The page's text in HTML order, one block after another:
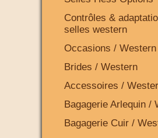
Contrôles &
selles western
Occasions / Western
Brides / Western
Accessoires /
Bagagerie Arlequin /
Bagagerie Cuir /